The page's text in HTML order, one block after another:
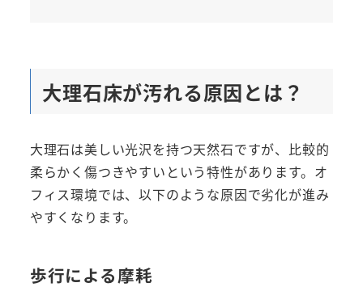
大理石床が汚れる原因とは？
大理石は美しい光沢を持つ天然石ですが、比較的
柔らかく傷つきやすいという特性があります。オ
フィス環境では、以下のような原因で劣化が進み
やすくなります。
歩行による摩耗